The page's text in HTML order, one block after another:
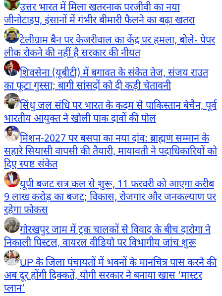
उत्तर भारत में मिला खतरनाक परजीवी का नया
जीनोटाइप, इंसानों में गंभीर बीमारी फैलने का बढ़ा खतरा
टेलीग्राम बैन पर केजरीवाल का केंद्र पर हमला, बोले- पेपर
लीक रोकने की नहीं है सरकार की नीयत
शिवसेना (यूबीटी) में बगावत के संकेत तेज, संजय राउत
का फूटा गुस्सा; बागी सांसदों को दी कड़ी चेतावनी
सिंधु जल संधि पर भारत के कदम से पाकिस्तान बेचैन, पूर्व
भारतीय आयुक्त ने खोली पाक दावों की पोल
मिशन-2027 पर बसपा का नया दांव: ब्राह्मण सम्मान के
सहारे सियासी वापसी की तैयारी, मायावती ने पदाधिकारियों को
दिए स्पष्ट संकेत
यूपी बजट सत्र कल से शुरू, 11 फरवरी को आएगा करीब
9 लाख करोड़ का बजट; विकास, रोजगार और जनकल्याण पर
रहेगा फोकस
गोरखपुर जाम में ट्रक चालकों से विवाद के बीच दारोगा ने
निकाली पिस्टल, वायरल वीडियो पर विभागीय जांच शुरू
UP के जिला पंचायतों में भवनों के मानचित्र पास करने की
अब दूर होंगी दिक्कतें, योगी सरकार ने बनाया खास ‘मास्टर
प्लान’